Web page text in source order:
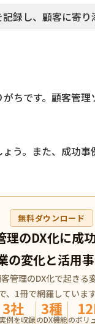
録し、顧客に寄り
ちです。顧客管理
う。また、成功事
無料ダウンロード
理のDX化に成功
の変化と活用
管理のDX化で起きる
、1冊で網羅しています
3社
例を収録
3種
のDX機能のボリ